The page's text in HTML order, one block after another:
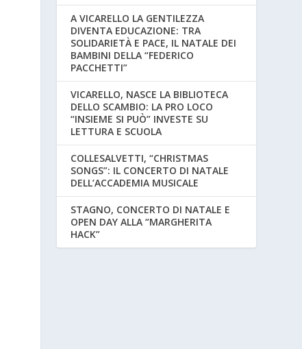
A VICARELLO LA GENTILEZZA
DIVENTA EDUCAZIONE: TRA
SOLIDARIETÀ E PACE, IL NATALE DEI
BAMBINI DELLA “FEDERICO
PACCHETTI”
VICARELLO, NASCE LA BIBLIOTECA
DELLO SCAMBIO: LA PRO LOCO
“INSIEME SI PUÒ” INVESTE SU
LETTURA E SCUOLA
COLLESALVETTI, “CHRISTMAS
SONGS”: IL CONCERTO DI NATALE
DELL’ACCADEMIA MUSICALE
STAGNO, CONCERTO DI NATALE E
OPEN DAY ALLA “MARGHERITA
HACK”